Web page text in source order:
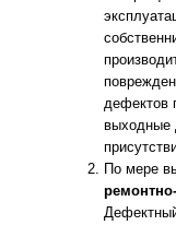
дефектов
выходные
По мере